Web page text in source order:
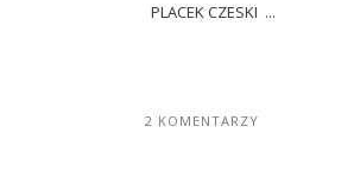
PLACEK CZESKI ...
2 KOMENTARZY